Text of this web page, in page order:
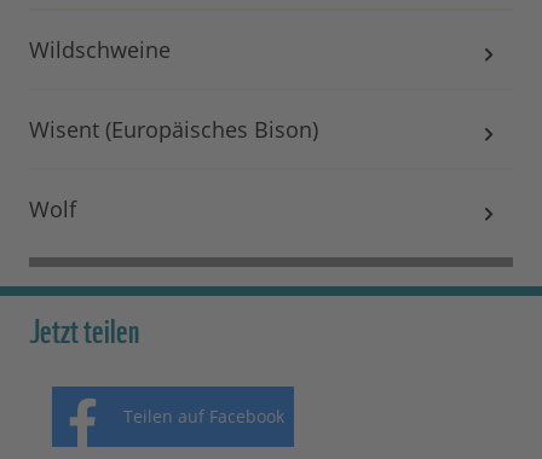
Wildschweine
Wisent (Europäisches Bison)
Wolf
Jetzt teilen
Teilen auf Facebook